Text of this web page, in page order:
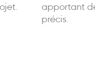
apportant
précis.